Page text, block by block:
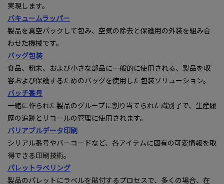
実現します。
バキュームラッパー
製品を真空パックして包み、空気の除去と保護用の外装を組み合
わせた機械です。
バッグ包装
食品、粉末、および小さな部品に一般的に使用される、製品を収
容および保護するためのバッグを使用した包装ソリューション。
バッチ番号
一緒に作られた製品のグループに割り当てられた識別子で、生産履
歴の追跡とリコールの管理に使用されます。
バリアブルデータ印刷
シリアル番号やバーコードなど、各アイテムに固有の可変情報を取
得できる印刷技術。
パレットラベリング
製品のパレットにラベルを貼付するプロセスで、多くの場合、在